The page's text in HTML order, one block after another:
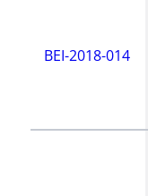
BEI-2018-014